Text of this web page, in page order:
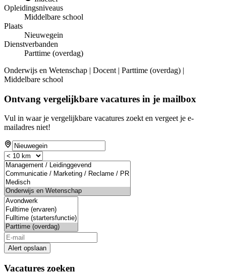
Opleidingsniveaus
Middelbare school
Plaats
Nieuwegein
Dienstverbanden
Parttime (overdag)
Onderwijs en Wetenschap | Docent | Parttime (overdag) |
Middelbare school
Ontvang vergelijkbare vacatures in je mailbox
Vul in waar je vergelijkbare vacatures zoekt en vergeet je e-
mailadres niet!
Alert opslaan
Vacatures zoeken